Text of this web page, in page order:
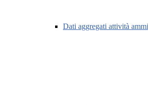
Dati aggregati attività